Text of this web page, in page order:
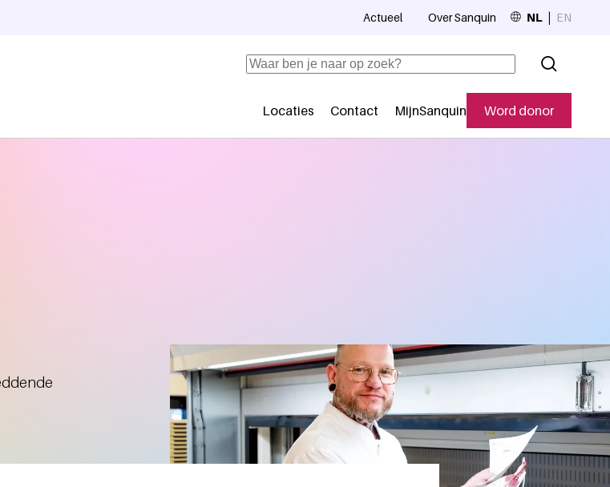
Secundaire navigatie
Locaties Contact MijnSanquin Word donor
Actueel Over Sanquin NL EN
Zoeken